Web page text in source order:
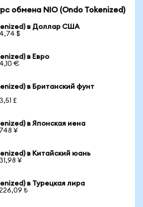
обмена NIO (Ondo Tokenized)
в Доллар США
$
в Евро
€
в Британский фунт
£
в Японская иена
¥
в Китайский юань
¥
в Турецкая лира
₺